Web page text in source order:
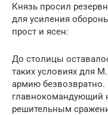
Князь просил
для усиления
прост и ясен:
До столицы
таких условиях для
армию безвозвратно.
главнокомандующий
решительным